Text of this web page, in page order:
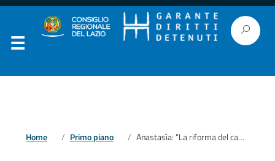
Home Primo piano Anastasìa: “La riforma del carcere non si fa senza affrontare la questione delle sostanze stupefacenti”